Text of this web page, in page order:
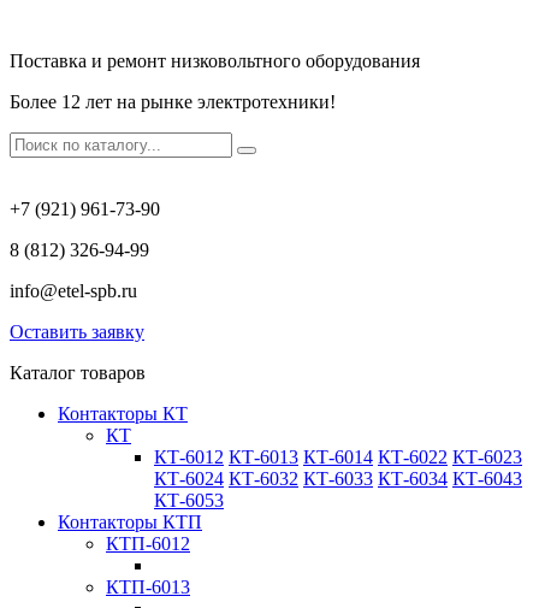
Поставка и ремонт низковольтного оборудования
Более 12 лет на рынке электротехники!
+7 (921) 961-73-90
8 (812) 326-94-99
info@etel-spb.ru
Оставить заявку
Каталог товаров
Контакторы КТ
КТ
КТ-6012 КТ-6013 КТ-6014 КТ-6022 КТ-6023
КТ-6024 КТ-6032 КТ-6033 КТ-6034 КТ-6043
КТ-6053
Контакторы КТП
КТП-6012
КТП-6013